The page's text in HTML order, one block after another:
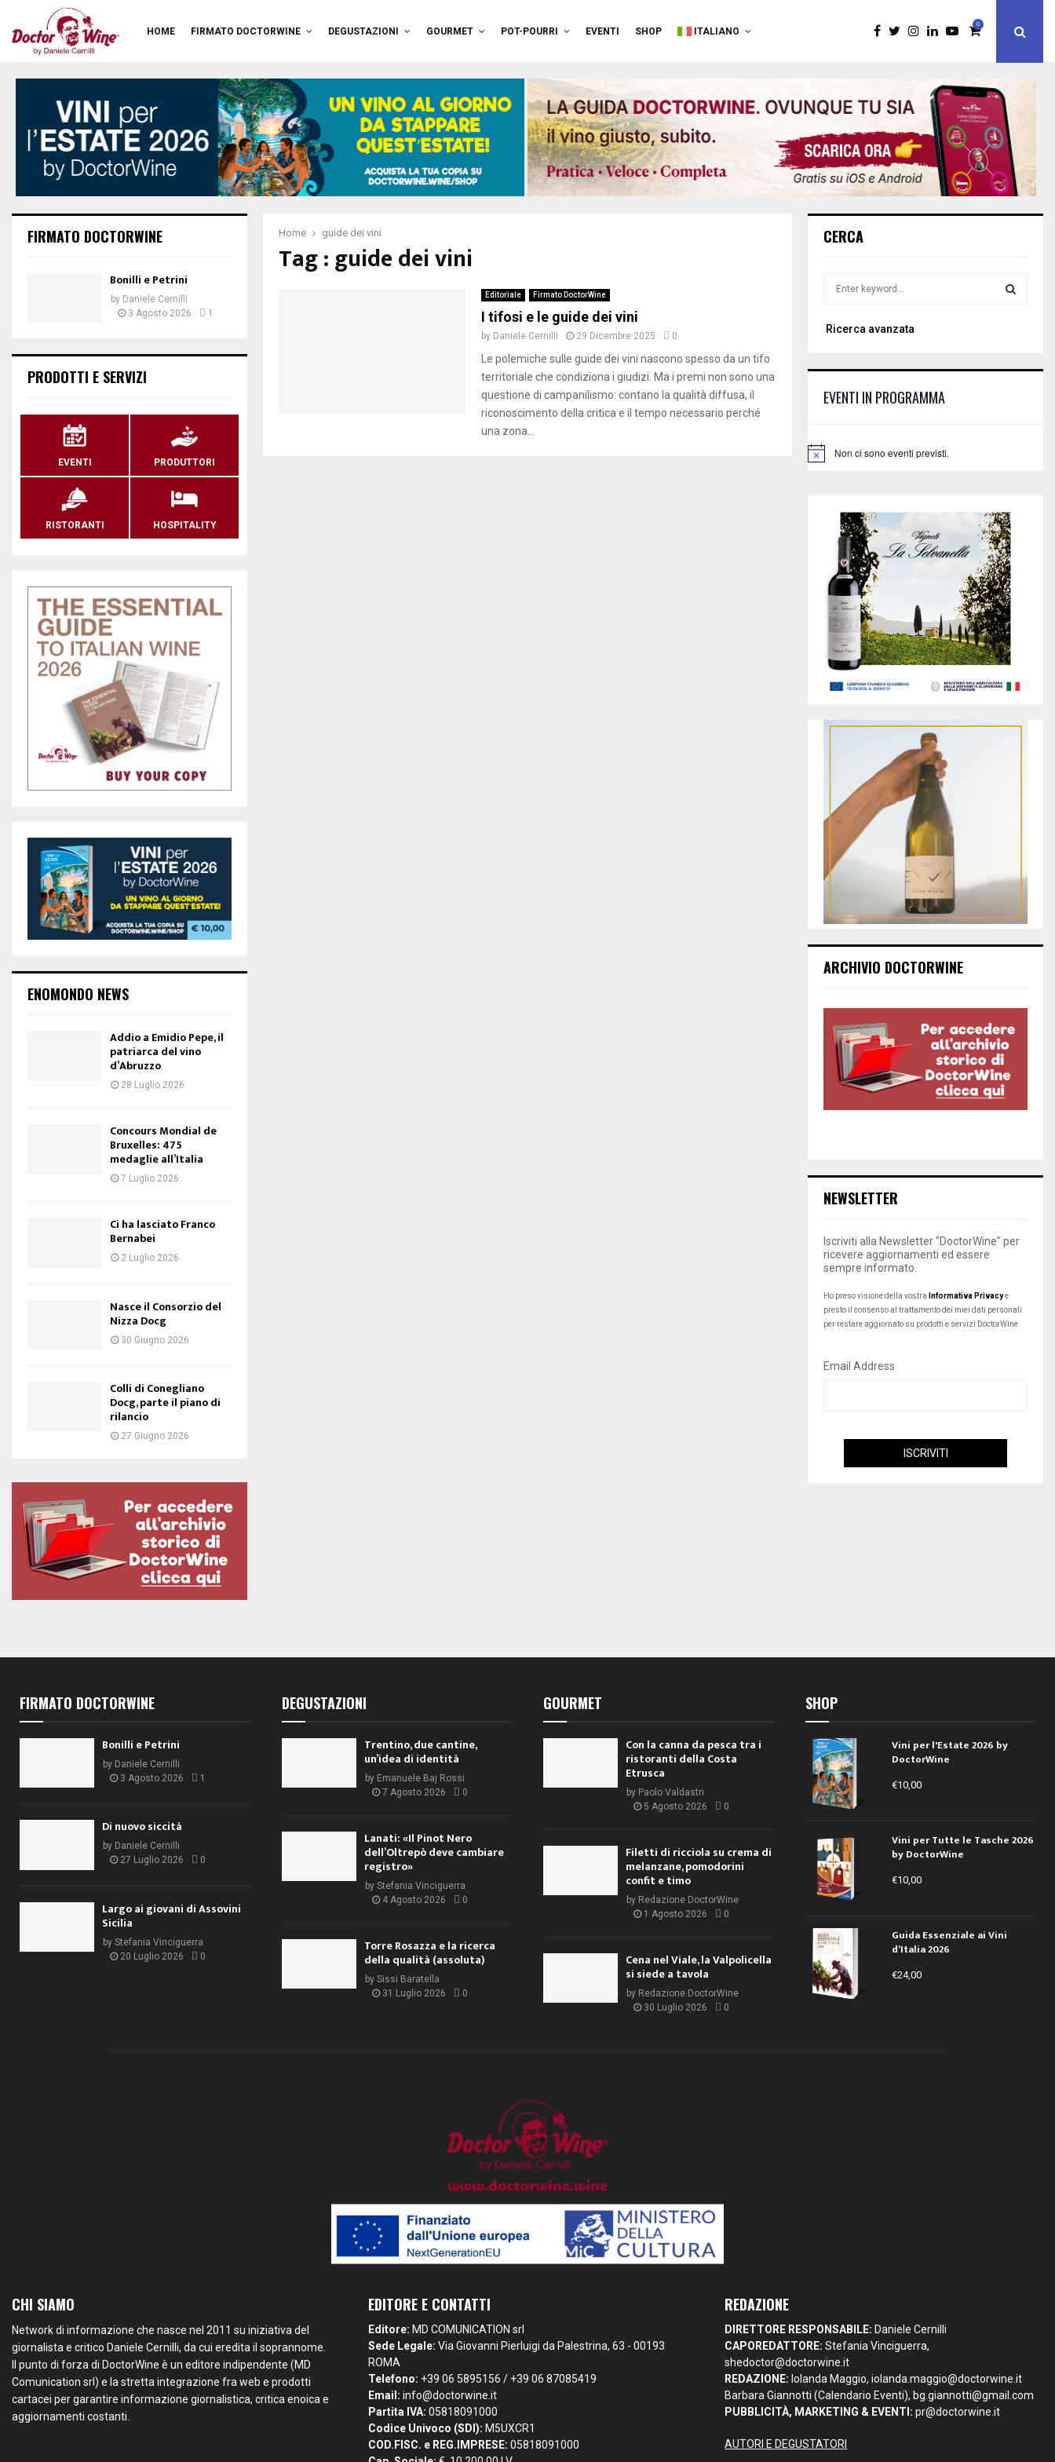
HOME FIRMATO DOCTORWINE DEGUSTAZIONI GOURMET POT-POURRI EVENTI SHOP ITALIANO
0
Home guide dei vini
Tag : guide dei vini
Editoriale Firmato DoctorWine
I tifosi e le guide dei vini
by Daniele Cernilli 29 Dicembre 2025 0
Le polemiche sulle guide dei vini nascono spesso da un tifo
territoriale che condiziona i giudizi. Ma i premi non sono una
questione di campanilismo: contano la qualità diffusa, il
riconoscimento della critica e il tempo necessario perché
una zona...
FIRMATO DOCTORWINE
Bonilli e Petrini
by Daniele Cernilli
3 Agosto 2026
1
PRODOTTI E SERVIZI
EVENTI PRODUTTORI
RISTORANTI HOSPITALITY
ENOMONDO NEWS
Addio a Emidio Pepe, il
patriarca del vino
d’Abruzzo
28 Luglio 2026
Concours Mondial de
Bruxelles: 475
medaglie all’Italia
7 Luglio 2026
Ci ha lasciato Franco
Bernabei
2 Luglio 2026
Nasce il Consorzio del
Nizza Docg
30 Giugno 2026
Colli di Conegliano
Docg, parte il piano di
rilancio
27 Giugno 2026
CERCA
r
o
Ricerca avanzata
EVENTI IN PROGRAMMA
N
Non ci sono eventi previsti.
ARCHIVIO DOCTORWINE
NEWSLETTER
Iscriviti alla Newsletter "DoctorWine" per
ricevere aggiornamenti ed essere
sempre informato.
Ho preso visione della vostra Informativa Privacye
presto il consenso al trattamento dei miei dati personali
per restare aggiornato su prodotti e servizi DoctorWine.
Email Address
FIRMATO DOCTORWINE
Bonilli e Petrini
by Daniele Cernilli
3 Agosto 2026
1
Di nuovo siccità
by Daniele Cernilli
27 Luglio 2026
0
Largo ai giovani di Assovini
Sicilia
by Stefania Vinciguerra
20 Luglio 2026
0
DEGUSTAZIONI
Trentino, due cantine,
un’idea di identità
by Emanuele Baj Rossi
7 Agosto 2026
0
Lanati: «Il Pinot Nero
dell’Oltrepò deve cambiare
registro»
by Stefania Vinciguerra
4 Agosto 2026
0
Torre Rosazza e la ricerca
della qualità (assoluta)
by Sissi Baratella
31 Luglio 2026
0
GOURMET
Con la canna da pesca tra i
ristoranti della Costa
Etrusca
by Paolo Valdastri
5 Agosto 2026
0
Filetti di ricciola su crema di
melanzane, pomodorini
confit e timo
by Redazione DoctorWine
1 Agosto 2026
0
Cena nel Viale, la Valpolicella
si siede a tavola
by Redazione DoctorWine
30 Luglio 2026
0
SHOP
Vini per l'Estate 2026 by
DoctorWine
€10,00
Vini per Tutte le Tasche 2026
by DoctorWine
€10,00
Guida Essenziale ai Vini
d’Italia 2026
€24,00
CHI SIAMO
Network di informazione che nasce nel 2011 su iniziativa del
giornalista e critico Daniele Cernilli, da cui eredita il soprannome.
Il punto di forza di DoctorWine è un editore indipendente (MD
Comunication srl) e la stretta integrazione fra web e prodotti
cartacei per garantire informazione giornalistica, critica enoica e
aggiornamenti costanti.
EDITORE E CONTATTI
Editore: MD COMUNICATION srl
Sede Legale: Via Giovanni Pierluigi da Palestrina, 63 - 00193
ROMA
Telefono: +39 06 5895156 / +39 06 87085419
Email: info@doctorwine.it
Partita IVA: 05818091000
Codice Univoco (SDI): M5UXCR1
COD.FISC. e REG.IMPRESE: 05818091000
REDAZIONE
DIRETTORE RESPONSABILE: Daniele Cernilli
CAPOREDATTORE: Stefania Vinciguerra,
shedoctor@doctorwine.it
REDAZIONE: Iolanda Maggio,iolanda.maggio@doctorwine.it
Barbara Giannotti (Calendario Eventi), bg.giannotti@gmail.com
PUBBLICITÀ, MARKETING & EVENTI: pr@doctorwine.it
AUTORI E DEGUSTATORI